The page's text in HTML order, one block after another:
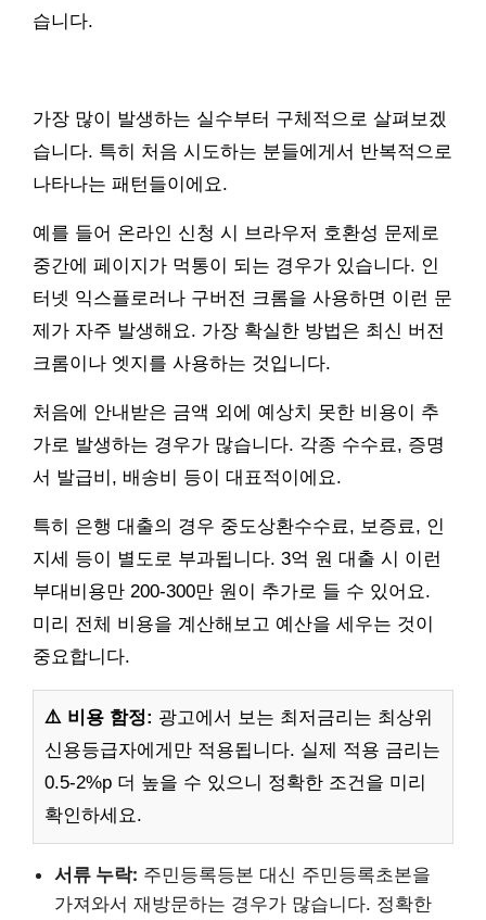
습니다.
가장 많이 발생하는 실수부터 구체적으로 살펴보겠
습니다. 특히 처음 시도하는 분들에게서 반복적으로
나타나는 패턴들이에요.
예를 들어 온라인 신청 시 브라우저 호환성 문제로
중간에 페이지가 먹통이 되는 경우가 있습니다. 인
터넷 익스플로러나 구버전 크롬을 사용하면 이런 문
제가 자주 발생해요. 가장 확실한 방법은 최신 버전
크롬이나 엣지를 사용하는 것입니다.
처음에 안내받은 금액 외에 예상치 못한 비용이 추
가로 발생하는 경우가 많습니다. 각종 수수료, 증명
서 발급비, 배송비 등이 대표적이에요.
특히 은행 대출의 경우 중도상환수수료, 보증료, 인
지세 등이 별도로 부과됩니다. 3억 원 대출 시 이런
부대비용만 200-300만 원이 추가로 들 수 있어요.
미리 전체 비용을 계산해보고 예산을 세우는 것이
중요합니다.
⚠️ 비용 함정: 광고에서 보는 최저금리는 최상위
신용등급자에게만 적용됩니다. 실제 적용 금리는
0.5-2%p 더 높을 수 있으니 정확한 조건을 미리
확인하세요.
서류 누락: 주민등록등본 대신 주민등록초본을
가져와서 재방문하는 경우가 많습니다. 정확한